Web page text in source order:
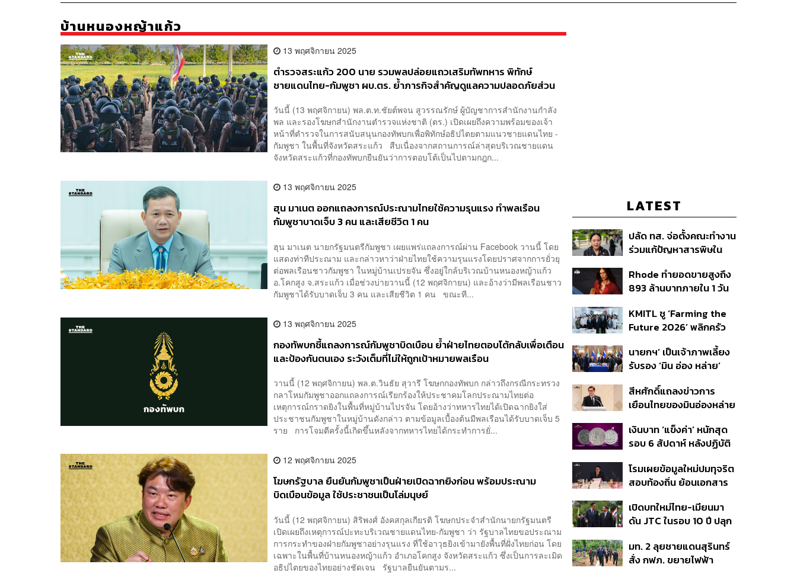
บ้านหนองหญ้าแก้ว
13 พฤศจิกายน 2025
ตำรวจสระแก้ว 200 นาย รวมพลปล่อยแถวเสริมทัพทหาร พิทักษ์
ชายแดนไทย-กัมพูชา ผบ.ตร. ย้ำภารกิจสำคัญดูแลความปลอดภัยส่วน
วันนี้ (13 พฤศจิกายน) พล.ต.ท.ชัยต์พจน สูวรรณรักษ์ ผู้บัญชาการสำนักงานกำลัง
พล และรองโฆษกสำนักงานตำรวจแห่งชาติ (ตร.) เปิดเผยถึงความพร้อมของเจ้า
หน้าที่ตำรวจในการสนับสนุนกองทัพบกเพื่อพิทักษ์อธิปไตยตามแนวชายแดนไทย -
กัมพูชา ในพื้นที่จังหวัดสระแก้ว สืบเนื่องจากสถานการณ์ล่าสุดบริเวณชายแดน
จังหวัดสระแก้วที่กองทัพบกยืนยันว่าการตอบโต้เป็นไปตามกฎก...
13 พฤศจิกายน 2025
ฮุน มาเนต ออกแถลงการณ์ประณามไทยใช้ความรุนแรง ทำพลเรือน
กัมพูชาบาดเจ็บ 3 คน และเสียชีวิต 1 คน
ฮุน มาเนต นายกรัฐมนตรีกัมพูชา เผยแพร่แถลงการณ์ผ่าน Facebook วานนี้ โดย
แสดงท่าทีประณาม และกล่าวหาว่าฝ่ายไทยใช้ความรุนแรงโดยปราศจากการยั่วยุ
ต่อพลเรือนชาวกัมพูชา ในหมู่บ้านเปรยจัน ซึ่งอยู่ใกล้บริเวณบ้านหนองหญ้าแก้ว
อ.โคกสูง จ.สระแก้ว เมื่อช่วงบ่ายวานนี้ (12 พฤศจิกายน) และอ้างว่ามีพลเรือนชาว
กัมพูชาได้รับบาดเจ็บ 3 คน และเสียชีวิต 1 คน ขณะที...
13 พฤศจิกายน 2025
กองทัพบกชี้แถลงการณ์กัมพูชาบิดเบือน ย้ำฝ่ายไทยตอบโต้กลับเพื่อเตือน
และป้องกันตนเอง ระวังเต็มที่ไม่ให้ถูกเป้าหมายพลเรือน
วานนี้ (12 พฤศจิกายน) พล.ต.วินธัย สุวารี โฆษกกองทัพบก กล่าวถึงกรณีกระทรวง
กลาโหมกัมพูชาออกแถลงการณ์เรียกร้องให้ประชาคมโลกประณามไทยต่อ
เหตุการณ์กราดยิงในพื้นที่หมู่บ้านไปรจัน โดยอ้างว่าทหารไทยได้เปิดฉากยิงใส่
ประชาชนกัมพูชาในหมู่บ้านดังกล่าว ตามข้อมูลเบื้องต้นมีพลเรือนได้รับบาดเจ็บ 5
ราย การโจมตีครั้งนี้เกิดขึ้นหลังจากทหารไทยได้กระทำการยั่...
12 พฤศจิกายน 2025
โฆษกรัฐบาล ยืนยันกัมพูชาเป็นฝ่ายเปิดฉากยิงก่อน พร้อมประณาม
บิดเบือนข้อมูล ใช้ประชาชนเป็นโล่มนุษย์
วันนี้ (12 พฤศจิกายน) สิริพงศ์ อังคสกุลเกียรติ โฆษกประจำสำนักนายกรัฐมนตรี
เปิดเผยถึงเหตุการณ์ปะทะบริเวณชายแดนไทย-กัมพูชา ว่า รัฐบาลไทยขอประณาม
การกระทำของฝ่ายกัมพูชาอย่างรุนแรง ที่ใช้อาวุธยิงเข้ามายังพื้นที่ฝั่งไทยก่อน โดย
เฉพาะในพื้นที่บ้านหนองหญ้าแก้ว อำเภอโคกสูง จังหวัดสระแก้ว ซึ่งเป็นการละเมิด
อธิปไตยของไทยอย่างชัดเจน รัฐบาลยืนยันตามร...
LATEST
ปลัด ทส. จ่อตั้งคณะทำงาน
ร่วมแก้ปัญหาสารพิษใน
เมียนมา เล็งเริ่มถกนัดแรก
ส.ค.นี้
Rhode ทำยอดขายสูงถึง
893 ล้านบาทภายใน 1 วัน
ล่าสุด
KMITL ชู ‘Farming the
Future 2026’ พลิกครัว
ด้วย One Health
นายกฯ’ เป็นเจ้าภาพเลี้ยง
รับรอง ‘มิน อ่อง หล่าย’
ร่วมงาน
สีหศักดิ์แถลงข่าวการ
เยือนไทยของมินอ่องหล่าย
สร้างสรรค์ ตรงไปตรงมา
ย้ำต้องการให้เมียนมากลับ
เงินบาท ‘แข็งค่า’ หนักสุด
รอบ 6 สัปดาห์ หลังปฏิบัติ
สหรัฐฯ-ญี่ปุ่น Standard
Chartered เปิดเป้าสิ้นปีนี้
ต่อดอลลาร์
โรมเผยข้อมูลใหม่ปมทุจริต
สอบท้องถิ่น ย้อนเอกสาร
อนุทิน จ่อสอบต่อเอี่ยว
ตัดตอน ม.บูรพา หรือไม่
เปิดบทใหม่ไทย-เมียนมา
ดัน JTC ในรอบ 10 ปี ปลุก
ชายแดน ท่าเรือน้ำลึก
ทวาย
มท. 2 ลุยชายแดนสุรินทร์
สั่ง กฟภ. ขยายไฟฟ้า